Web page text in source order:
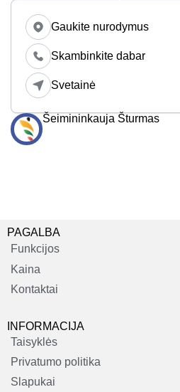
Gaukite nurodymus
Skambinkite dabar
Svetainė
Šeimininkauja Šturmas
PAGALBA
Funkcijos
Kaina
Kontaktai
INFORMACIJA
Taisyklės
Privatumo politika
Slapukai